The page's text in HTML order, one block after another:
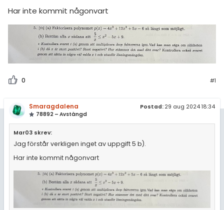
Har inte kommit någonvart
0 #1
Smaragdalena
78892 – Avstängd
Postad: 29 aug 2024 18:34
Mar03 skrev:
Jag förstår verkligen inget av uppgift 5 b).
Har inte kommit någonvart
4
högskolan
Linjär Algebra
Sannolikhet och Statistik
Diskret matematik
Topplistor
Regler
För lärare
9 inloggade
diskussioner
språk
ämnen
diskussioner